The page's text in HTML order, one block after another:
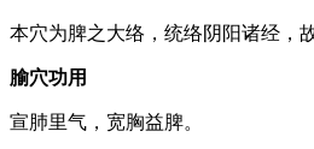
本穴为脾之大络，统络阴阳诸经，
腧穴功用
宣肺里气，宽胸益脾。